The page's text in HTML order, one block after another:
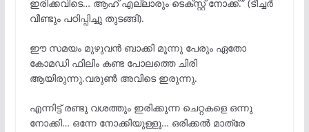
ഇരിക്കവിടെ… ആഹ് എല്ലാരും ടെക്സ്റ്റ്‌ നോക്ക്.” (ടീച്ചർ
വീണ്ടും പഠിപ്പിച്ചു തുടങ്ങി).
ഈ സമയം മുഴുവൻ ബാക്കി മൂന്നു പേരും ഏതോ
കോമഡി ഫിലിം കണ്ട പോലത്തെ ചിരി
ആയിരുന്നു.വരുൺ അവിടെ ഇരുന്നു.
എന്നിട്ട് രണ്ടു വശത്തും ഇരിക്കുന്ന ചെറ്റകളെ ഒന്നു
നോക്കി… ഒന്നേ നോക്കിയുള്ളൂ… ഒരിക്കൽ മാത്രേ